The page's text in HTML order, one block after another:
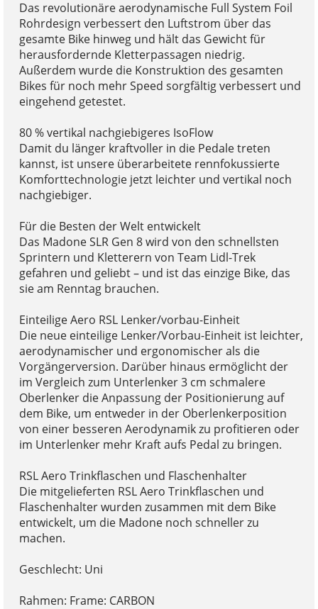
Das revolutionäre aerodynamische Full System Foil
Rohrdesign verbessert den Luftstrom über das
gesamte Bike hinweg und hält das Gewicht für
herausfordernde Kletterpassagen niedrig.
Außerdem wurde die Konstruktion des gesamten
Bikes für noch mehr Speed sorgfältig verbessert und
eingehend getestet.
80 % vertikal nachgiebigeres IsoFlow
Damit du länger kraftvoller in die Pedale treten
kannst, ist unsere überarbeitete rennfokussierte
Komforttechnologie jetzt leichter und vertikal noch
nachgiebiger.
Für die Besten der Welt entwickelt
Das Madone SLR Gen 8 wird von den schnellsten
Sprintern und Kletterern von Team Lidl-Trek
gefahren und geliebt – und ist das einzige Bike, das
sie am Renntag brauchen.
Einteilige Aero RSL Lenker/vorbau-Einheit
Die neue einteilige Lenker/Vorbau-Einheit ist leichter,
aerodynamischer und ergonomischer als die
Vorgängerversion. Darüber hinaus ermöglicht der
im Vergleich zum Unterlenker 3 cm schmalere
Oberlenker die Anpassung der Positionierung auf
dem Bike, um entweder in der Oberlenkerposition
von einer besseren Aerodynamik zu profitieren oder
im Unterlenker mehr Kraft aufs Pedal zu bringen.
RSL Aero Trinkflaschen und Flaschenhalter
Die mitgelieferten RSL Aero Trinkflaschen und
Flaschenhalter wurden zusammen mit dem Bike
entwickelt, um die Madone noch schneller zu
machen.
Geschlecht: Uni
Rahmen: Frame: CARBON